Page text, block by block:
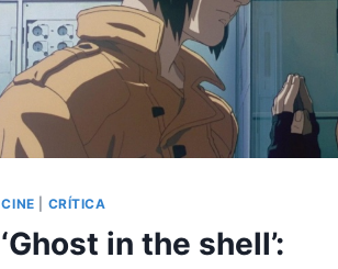
CINE CRÍTICA
‘Ghost in the shell’: